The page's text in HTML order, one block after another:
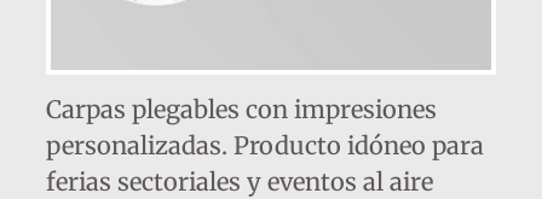
Carpas plegables con impresiones
personalizadas. Producto idóneo para
ferias sectoriales y eventos al aire